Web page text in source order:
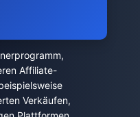
Affiliate-
Verkäufen,